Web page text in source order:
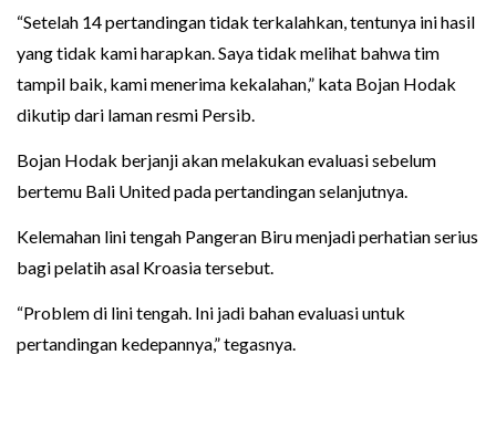
“Setelah 14 pertandingan tidak terkalahkan, tentunya ini hasil
yang tidak kami harapkan. Saya tidak melihat bahwa tim
tampil baik, kami menerima kekalahan,” kata Bojan Hodak
dikutip dari laman resmi Persib.
Bojan Hodak berjanji akan melakukan evaluasi sebelum
bertemu Bali United pada pertandingan selanjutnya.
Kelemahan lini tengah Pangeran Biru menjadi perhatian serius
bagi pelatih asal Kroasia tersebut.
“Problem di lini tengah. Ini jadi bahan evaluasi untuk
pertandingan kedepannya,” tegasnya.